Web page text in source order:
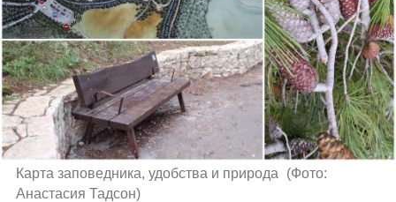
Карта заповедника, удобства и природа (Фото:
Анастасия Тадсон)